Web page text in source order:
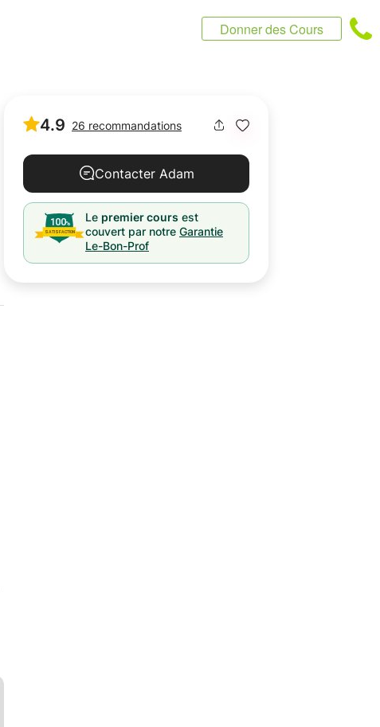
Donner des Cours
4.9 26 recommandations
Contacter Adam
Le premier cours est
couvert par notre Garantie
Le-Bon-Prof